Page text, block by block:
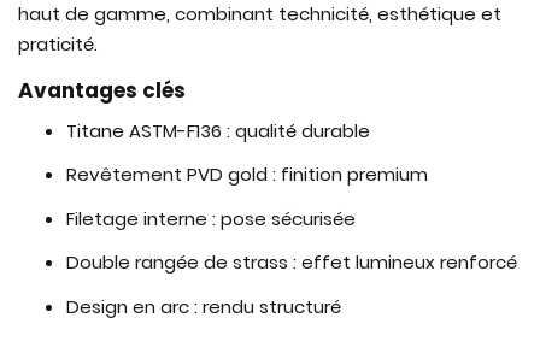
haut de gamme, combinant technicité, esthétique et
praticité.
Avantages clés
Titane ASTM-F136 : qualité durable
Revêtement PVD gold : finition premium
Filetage interne : pose sécurisée
Double rangée de strass : effet lumineux renforcé
Design en arc : rendu structuré